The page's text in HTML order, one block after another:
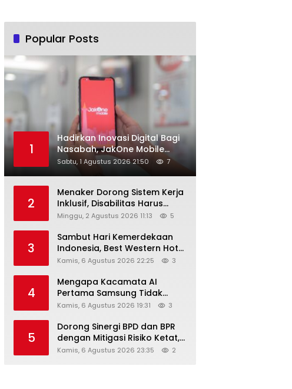
Popular Posts
1
Hadirkan Inovasi Digital Bagi
Nasabah, JakOne Mobile
Antar Bank Jakarta Sukses
Raih Digital Excellence
Sabtu, 1 Agustus 2026 21:50 7
2
Menaker Dorong Sistem Kerja
Inklusif, Disabilitas Harus
Dapat Kesempatan Setara
Minggu, 2 Agustus 2026 11:13 5
3
Sambut Hari Kemerdekaan
Indonesia, Best Western Hotel
Hadirkan The Freedom Stay
Kamis, 6 Agustus 2026 22:25 3
4
Mengapa Kacamata AI
Pertama Samsung Tidak
Dibekali Layar?
Kamis, 6 Agustus 2026 19:31 3
5
Dorong Sinergi BPD dan BPR
dengan Mitigasi Risiko Ketat,
Ini Penjelasan Ketum
Kamis, 6 Agustus 2026 23:35 2